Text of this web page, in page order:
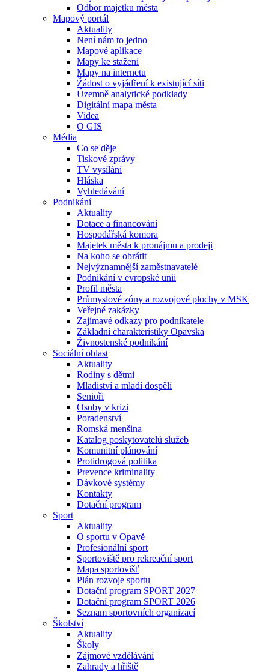
Odbor majetku města
Mapový portál
Aktuality
Není nám to jedno
Mapové aplikace
Mapy ke stažení
Mapy na internetu
Žádost o vyjádření k existující síti
Územně analytické podklady
Digitální mapa města
Videa
O GIS
Média
Co se děje
Tiskové zprávy
TV vysílání
Hláska
Vyhledávání
Podnikání
Aktuality
Dotace a financování
Hospodářská komora
Majetek města k pronájmu a prodeji
Na koho se obrátit
Nejvýznamnější zaměstnavatelé
Podnikání v evropské unii
Profil města
Průmyslové zóny a rozvojové plochy v MSK
Veřejné zakázky
Zajímavé odkazy pro podnikatele
Základní charakteristiky Opavska
Živnostenské podnikání
Sociální oblast
Aktuality
Rodiny s dětmi
Mladiství a mladí dospělí
Senioři
Osoby v krizi
Poradenství
Romská menšina
Katalog poskytovatelů služeb
Komunitní plánování
Protidrogová politika
Prevence kriminality
Dávkové systémy
Kontakty
Dotační program
Sport
Aktuality
O sportu v Opavě
Profesionální sport
Sportoviště pro rekreační sport
Mapa sportovišť
Plán rozvoje sportu
Dotační program SPORT 2027
Dotační program SPORT 2026
Seznam sportovních organizací
Školství
Aktuality
Školy
Zájmové vzdělávání
Zahrady a hřiště